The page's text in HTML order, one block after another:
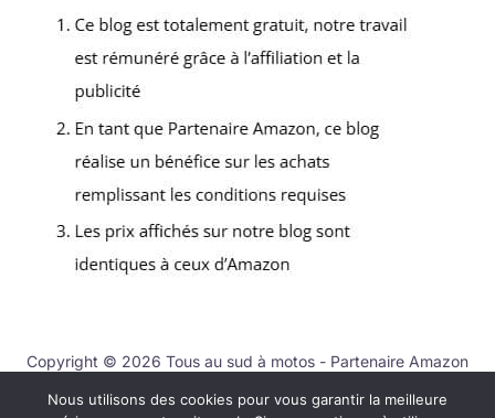
Copyright © 2026 Tous au sud à motos - Partenaire Amazon
Contact
Nous utilisons des cookies pour vous garantir la meilleure